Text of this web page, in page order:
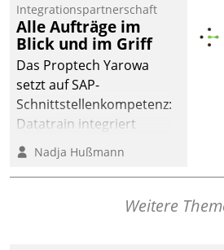
passende Fragen und
Schlagworte auswirft.
Eine intuitive
Dialogführung ermöglicht
dem externen
Serviceteam, Anrufe von
Mietenden zügiger und
effizienter zu bearbeiten.
Integrationspartnerschaft
Alle Aufträge im
Blick und im Griff
Das Proptech Yarowa
setzt auf SAP-
Schnittstellenkompetenz:
Datatrain integriert
Yarowas Portal zur
Vergabe und Verwaltung
von Aufträgen der
Nadja Hußmann
Weitere